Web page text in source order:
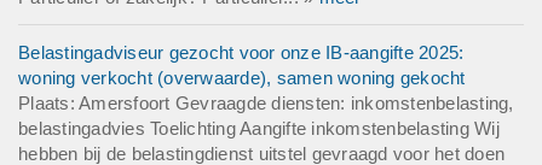
Belastingadviseur gezocht voor onze IB-aangifte 2025:
woning verkocht (overwaarde), samen woning gekocht
Plaats: Amersfoort Gevraagde diensten: inkomstenbelasting,
belastingadvies Toelichting Aangifte inkomstenbelasting Wij
hebben bij de belastingdienst uitstel gevraagd voor het doen